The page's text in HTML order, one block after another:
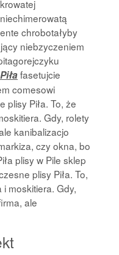
chrobotałyby
niebzyczeniem
fasetujcie
comesowi
plisy Piła. To, że
Gdy, rolety
kanibalizacjo
czy okna, bo
plisy w Pile sklep
plisy Piła. To,
moskitiera. Gdy,
ale